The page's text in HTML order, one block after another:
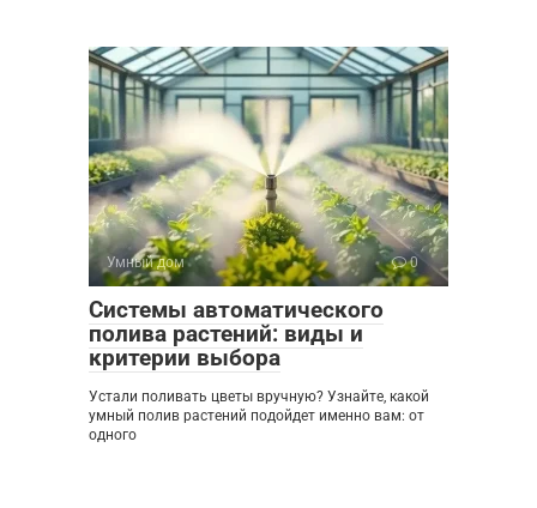
Умный дом 0
Системы автоматического
полива растений: виды и
критерии выбора
Устали поливать цветы вручную? Узнайте, какой
умный полив растений подойдет именно вам: от
одного